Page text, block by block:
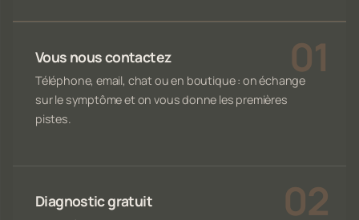
Vous nous contactez
Téléphone, email, chat ou en boutique : on échange
sur le symptôme et on vous donne les premières
pistes.
Diagnostic gratuit